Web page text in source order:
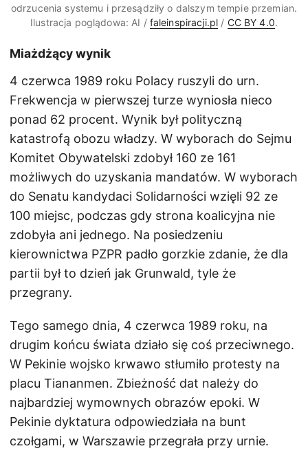
odrzucenia systemu i przesądziły o dalszym tempie przemian.
Ilustracja poglądowa: AI / faleinspiracji.pl / CC BY 4.0.
Miażdżący wynik
4 czerwca 1989 roku Polacy ruszyli do urn.
Frekwencja w pierwszej turze wyniosła nieco
ponad 62 procent. Wynik był polityczną
katastrofą obozu władzy. W wyborach do Sejmu
Komitet Obywatelski zdobył 160 ze 161
możliwych do uzyskania mandatów. W wyborach
do Senatu kandydaci Solidarności wzięli 92 ze
100 miejsc, podczas gdy strona koalicyjna nie
zdobyła ani jednego. Na posiedzeniu
kierownictwa PZPR padło gorzkie zdanie, że dla
partii był to dzień jak Grunwald, tyle że
przegrany.
Tego samego dnia, 4 czerwca 1989 roku, na
drugim końcu świata działo się coś przeciwnego.
W Pekinie wojsko krwawo stłumiło protesty na
placu Tiananmen. Zbieżność dat należy do
najbardziej wymownych obrazów epoki. W
Pekinie dyktatura odpowiedziała na bunt
czołgami, w Warszawie przegrała przy urnie.